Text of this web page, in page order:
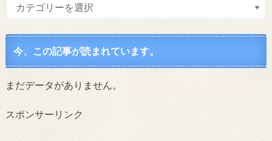
今、この記事が読まれています。
まだデータがありません。
スポンサーリンク